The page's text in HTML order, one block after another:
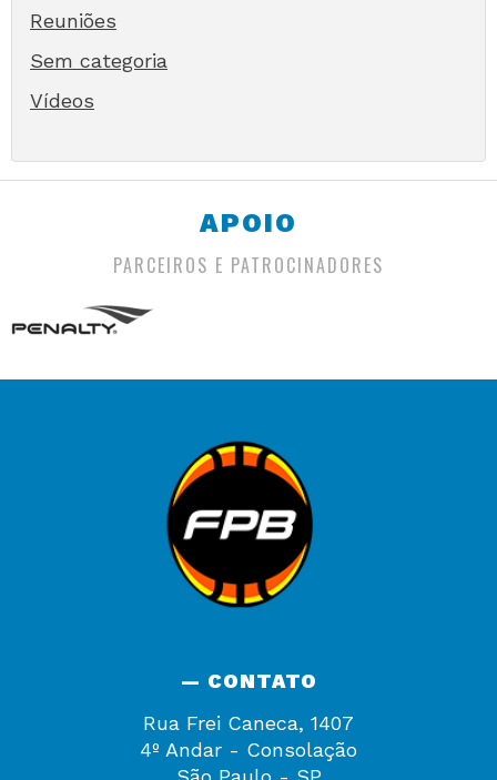
Reuniões
Sem categoria
Vídeos
APOIO
PARCEIROS E PATROCINADORES
— CONTATO
Rua Frei Caneca, 1407
4º Andar - Consolação